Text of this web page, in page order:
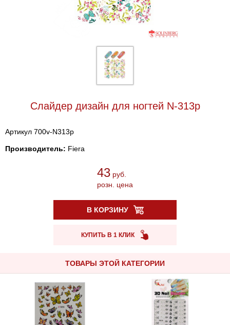
Cлайдер дизайн для ногтей N-313p
Артикул 700v-N313p
Производитель: Fiera
43 руб.
розн. цена
В КОРЗИНУ
КУПИТЬ В 1 КЛИК
ТОВАРЫ ЭТОЙ КАТЕГОРИИ